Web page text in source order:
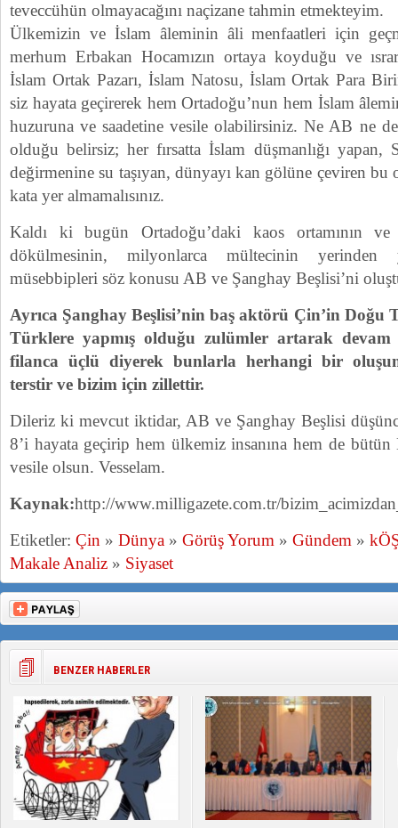
teveccühün olmayacağını naçizane tahmin etmekteyim.
Ülkemizin ve İslam âleminin âli menfaatleri için
merhum Erbakan Hocamızın ortaya koyduğu ve
İslam Ortak Pazarı, İslam Natosu, İslam Ortak Para
siz hayata geçirerek hem Ortadoğu’nun hem İslam
huzuruna ve saadetine vesile olabilirsiniz. Ne AB ne
olduğu belirsiz; her fırsatta İslam düşmanlığı yapan,
değirmenine su taşıyan, dünyayı kan gölüne çeviren bu
kata yer almamalısınız.
Kaldı ki bugün Ortadoğu’daki kaos ortamının ve
dökülmesinin, milyonlarca mültecinin yerinden
müsebbipleri söz konusu AB ve Şanghay Beşlisi’ni
Ayrıca Şanghay Beşlisi’nin baş aktörü Çin’in Doğu
Türklere yapmış olduğu zulümler artarak devam
filanca üçlü diyerek bunlarla herhangi bir
terstir ve bizim için zillettir.
Dileriz ki mevcut iktidar, AB ve Şanghay Beşlisi
8’i hayata geçirip hem ülkemiz insanına hem de bütün
vesile olsun. Vesselam.
Kaynak:http://www.milligazete.com.tr/
Etiketler: Çin » Dünya » Görüş Yorum » Gündem »
Makale Analiz » Siyaset
BENZER HABERLER